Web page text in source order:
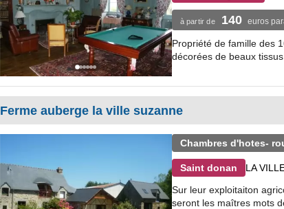
à partir de 140 euros
Propriété de famille des
décorées de beaux
Ferme auberge la ville suzanne
Chambres d'hotes-
Saint donan LA
Sur leur exploitaiton
seront les maîtres mots